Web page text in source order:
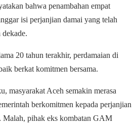
bahwa penambahan empat
isi perjanjian damai yang telah
dekade.
20 tahun terakhir, perdamaian di
berkat komitmen bersama.
masyarakat Aceh semakin merasa
berkomitmen kepada perjanjian
pihak eks kombatan GAM